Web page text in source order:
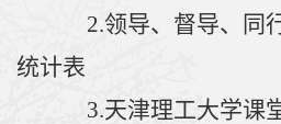
2.领导、 督导、
同
统计表
3.天津理工大学课